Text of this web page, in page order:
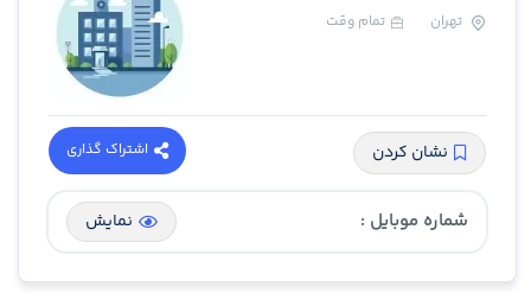
تهران تمام وقت
نشان کردن اشتراک گذاری
شماره موبایل : نمایش